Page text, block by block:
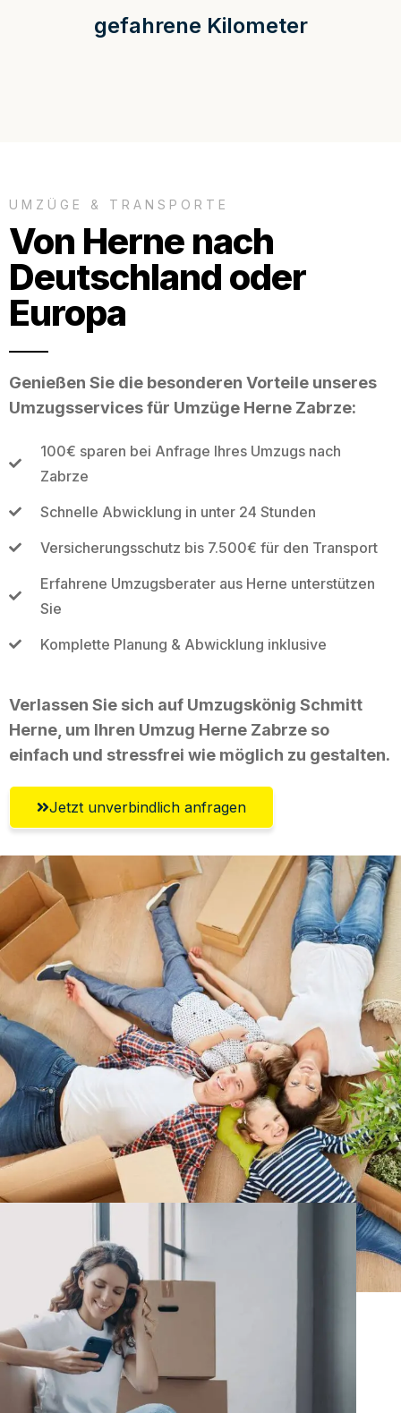
gefahrene Kilometer
UMZÜGE & TRANSPORTE
Von Herne nach
Deutschland oder
Europa
Genießen Sie die besonderen Vorteile unseres
Umzugsservices für Umzüge Herne Zabrze:
100€ sparen bei Anfrage Ihres Umzugs nach
Zabrze
Schnelle Abwicklung in unter 24 Stunden
Versicherungsschutz bis 7.500€ für den Transport
Erfahrene Umzugsberater aus Herne unterstützen
Sie
Komplette Planung & Abwicklung inklusive
Verlassen Sie sich auf Umzugskönig Schmitt
Herne, um Ihren Umzug Herne Zabrze so
einfach und stressfrei wie möglich zu gestalten.
Jetzt unverbindlich anfragen